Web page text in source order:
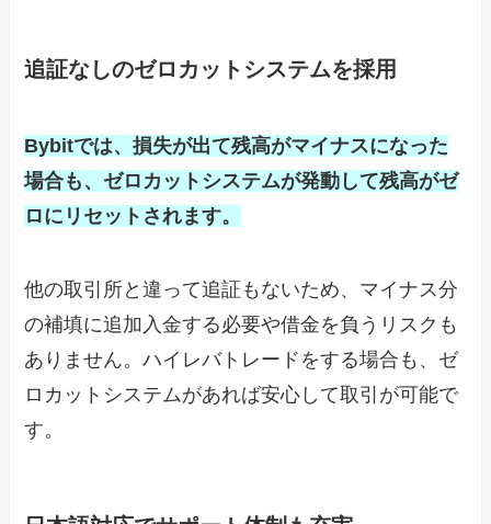
追証なしのゼロカットシステムを採用
Bybitでは、損失が出て残高がマイナスになった
場合も、ゼロカットシステムが発動して残高がゼ
ロにリセットされます。
他の取引所と違って追証もないため、マイナス分
の補填に追加入金する必要や借金を負うリスクも
ありません。ハイレバトレードをする場合も、ゼ
ロカットシステムがあれば安心して取引が可能で
す。